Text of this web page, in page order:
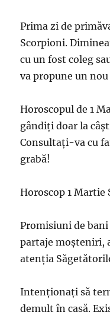
Prima zi de
Scorpioni.
cu un fost coleg
va propune un
Horoscopul de 1
gândiți doar la
Consultați-va cu
grabă!
Horoscop 1 Martie
Promisiuni de
partaje moșteniri,
atenția
Intenționați să
demult în casă.